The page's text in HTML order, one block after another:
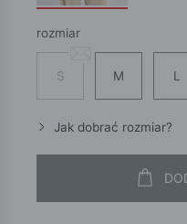
rozmiar
S M L
Jak dobrać rozmiar?